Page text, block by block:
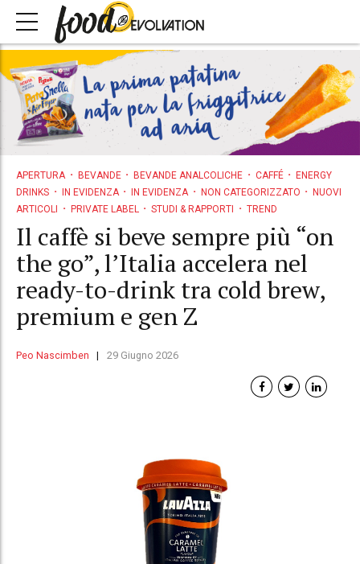
APERTURA BEVANDE BEVANDE ANALCOLICHE CAFFÉ
ENERGY
DRINKS
IN EVIDENZA IN EVIDENZA NON CATEGORIZZATO
NUOVI
ARTICOLI
PRIVATE LABEL STUDI & RAPPORTI TREND
Il caffè si beve sempre più “on
the go”, l’Italia accelera nel
ready-to-drink tra cold brew,
premium e gen Z
Peo Nascimben 29 Giugno 2026